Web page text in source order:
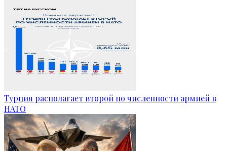
Турция располагает второй по численности армией в
НАТО